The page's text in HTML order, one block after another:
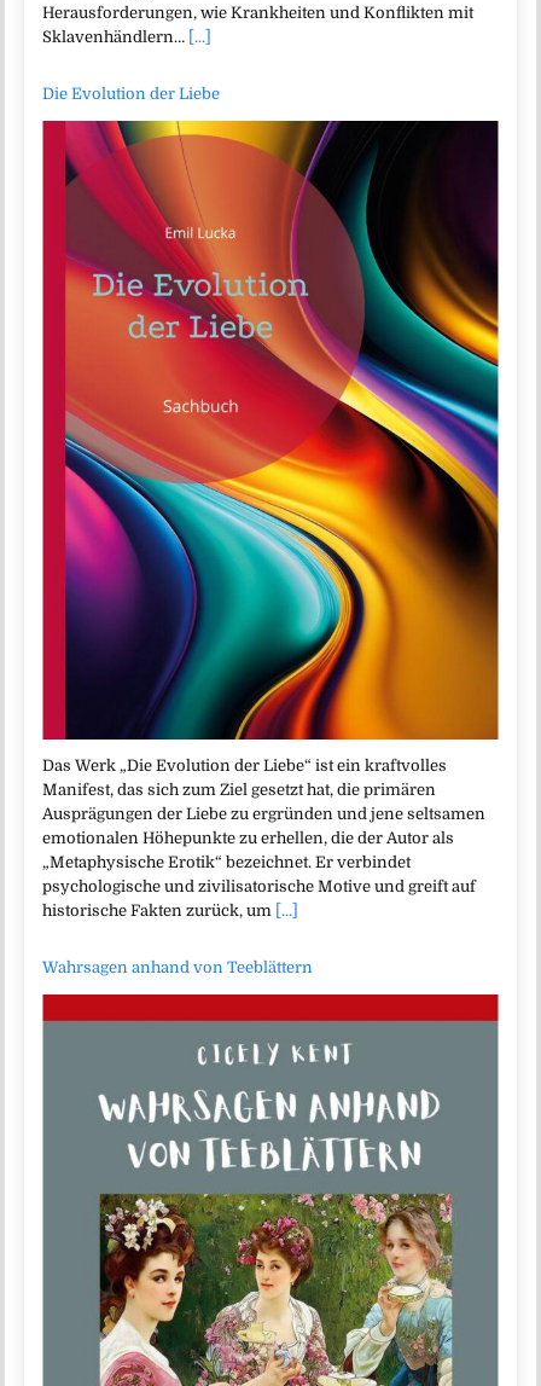
Herausforderungen, wie Krankheiten und Konflikten mit
Sklavenhändlern… [...]
Die Evolution der Liebe
Das Werk „Die Evolution der Liebe“ ist ein kraftvolles
Manifest, das sich zum Ziel gesetzt hat, die primären
Ausprägungen der Liebe zu ergründen und jene seltsamen
emotionalen Höhepunkte zu erhellen, die der Autor als
„Metaphysische Erotik“ bezeichnet. Er verbindet
psychologische und zivilisatorische Motive und greift auf
historische Fakten zurück, um [...]
Wahrsagen anhand von Teeblättern